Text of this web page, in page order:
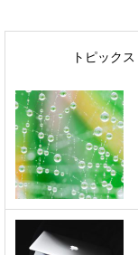
トピックス